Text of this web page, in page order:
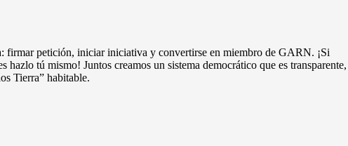
firmar petición, iniciar iniciativa y convertirse en miembro de GARN. ¡Si
hazlo tú mismo! Juntos creamos un sistema democrático que es transparente,
Tierra” habitable.